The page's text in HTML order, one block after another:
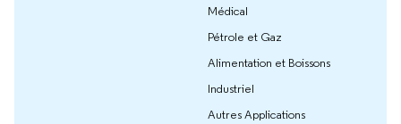
Médical
Pétrole et Gaz
Alimentation et Boissons
Industriel
Autres Applications